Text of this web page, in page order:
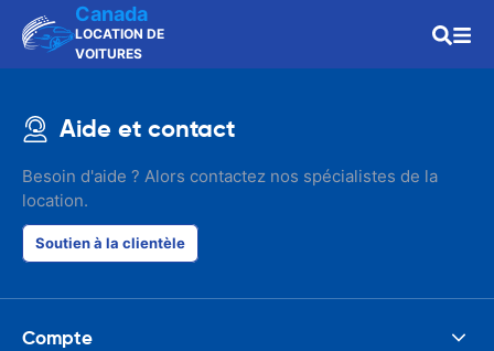
Canada
LOCATION DE
VOITURES
Aide et contact
Besoin d'aide ? Alors contactez nos spécialistes de la
location.
Soutien à la clientèle
Compte